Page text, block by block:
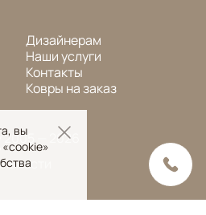
Дизайнерам
Наши услуги
Контакты
Ковры на заказ
— 2026
вы